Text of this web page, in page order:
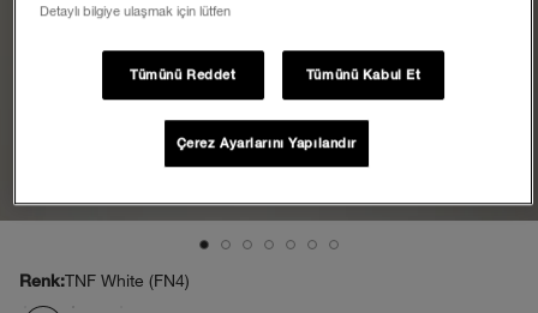
Renk:TNF White (FN4)
Detaylı bilgiye ulaşmak için lütfen
Tümünü Reddet Tümünü Kabul Et
Çerez Ayarlarını Yapılandır